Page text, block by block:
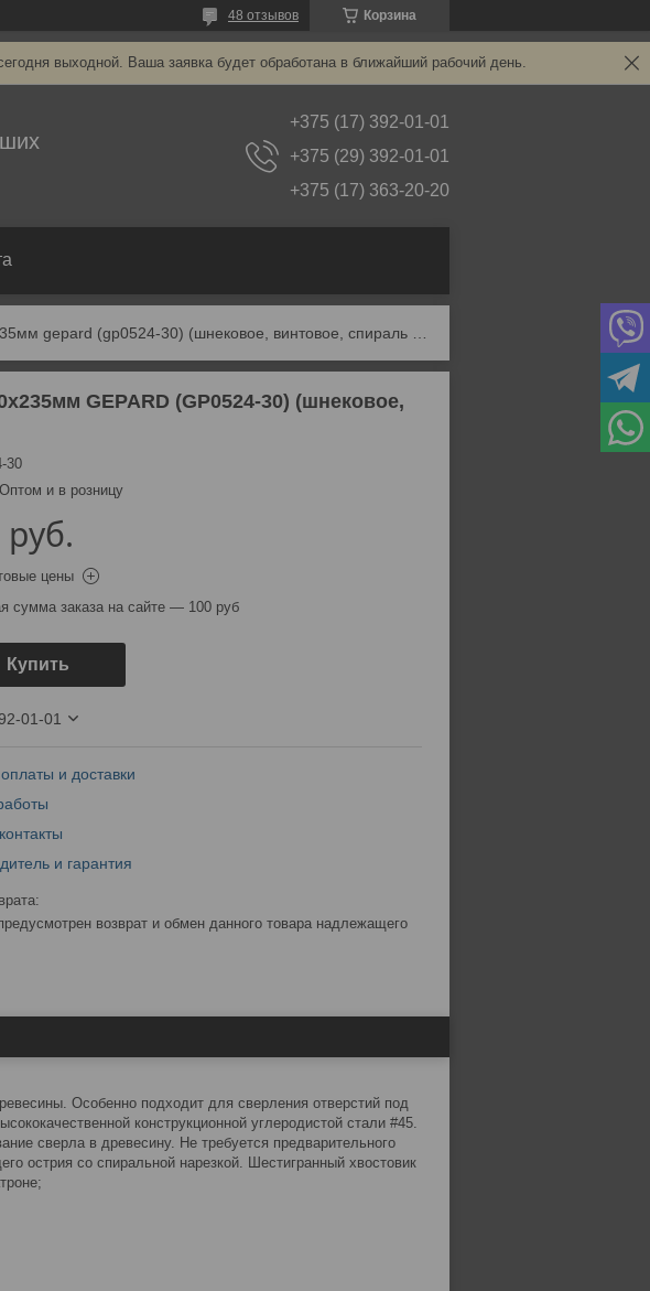
Корзина
48 отзывов
выходной. Ваша заявка будет обработана в ближайший рабочий день.
+375 (17) 392-01-01
+375 (29) 392-01-01
+375 (17) 363-20-20
GEPARD (GP0524-30) (шнековое,
Оптом и в розницу
30
руб.
цены
сумма заказа на сайте — 100 руб
Купить
01-01
и доставки
и гарантия
Особенно подходит для сверления отверстий под
конструкционной углеродистой стали #45.
сверла в древесину. Не требуется предварительного
острия со спиральной нарезкой. Шестигранный хвостовик